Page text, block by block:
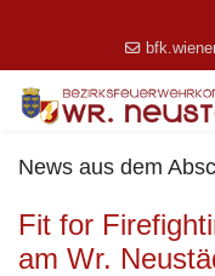
News aus dem
Fit for
am Wr.